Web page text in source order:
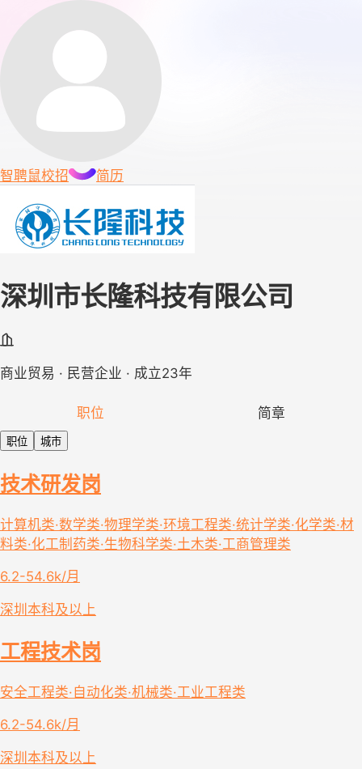
智聘鼠校招 简历
深圳市长隆科技有限公司
商业贸易 · 民营企业 · 成立23年
职位 简章
职位 城市
技术研发岗
计算机类·数学类·物理学类·环境工程类·统计学类·化学类·材
料类·化工制药类·生物科学类·土木类·工商管理类
6.2-54.6k/月
深圳 本科及以上
工程技术岗
安全工程类·自动化类·机械类·工业工程类
6.2-54.6k/月
深圳 本科及以上